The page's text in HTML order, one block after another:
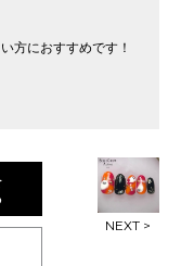
方におすすめです！
NEXT >